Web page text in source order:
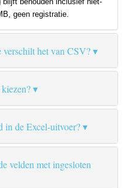
geen registratie.
verschilt het van CSV?
in de Excel-uitvoer?
velden met ingesloten